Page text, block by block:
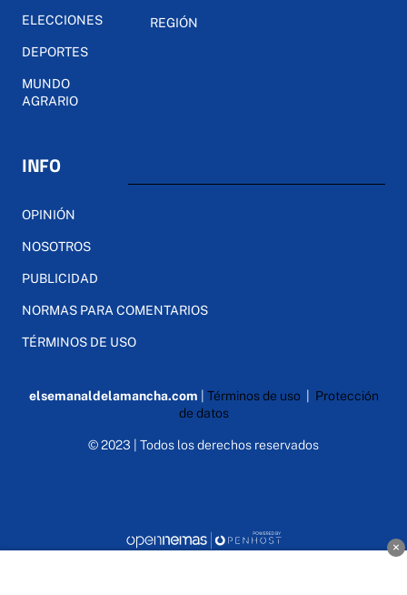
ELECCIONES
DEPORTES
MUNDO
AGRARIO
REGIÓN
INFO
OPINIÓN
NOSOTROS
PUBLICIDAD
NORMAS PARA COMENTARIOS
TÉRMINOS DE USO
elsemanaldelamancha.com Términos de uso| Protección
de datos
© 2023 | Todos los derechos reservados
×